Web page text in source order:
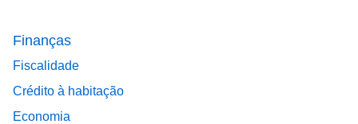
Finanças
Fiscalidade
Crédito à habitação
Economia